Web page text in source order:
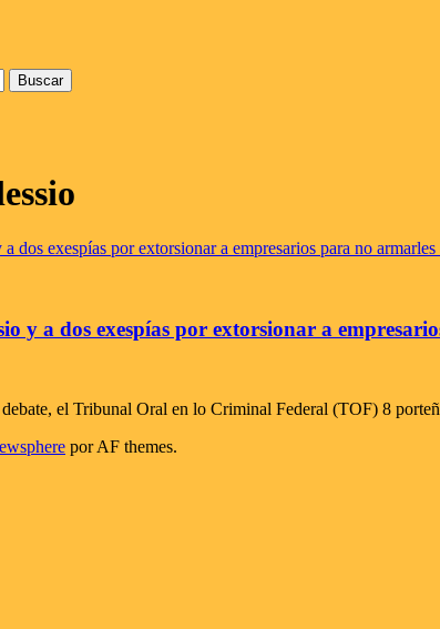
y a dos exespías por extorsionar a
debate, el Tribunal Oral en lo Criminal Federal (TOF) 8
por AF themes.